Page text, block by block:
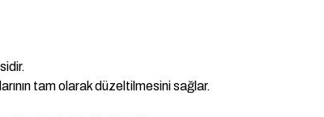
tam olarak düzeltilmesini sağlar.